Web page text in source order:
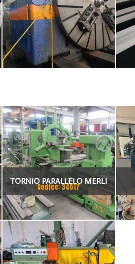
TORNIO PARALLELO MERLI
CLOVIS 50 X 2000
Codice: 34517